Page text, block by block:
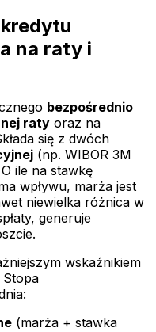
na raty i
bezpośrednio
raty oraz na
się z dwóch
(np. WIBOR 3M
O ile na stawkę
wpływu, marża jest
niewielka różnica w
generuje
wskaźnikiem
Stopa
(marża + stawka